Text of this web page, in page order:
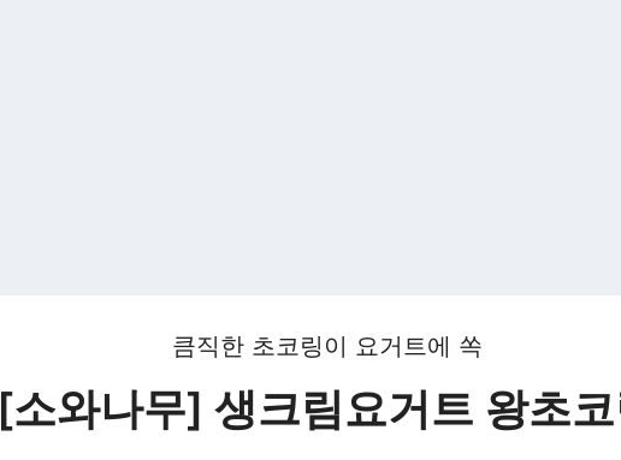
큼직한 초코링이 요거트에 쏙
[소와나무] 생크림요거트 왕초